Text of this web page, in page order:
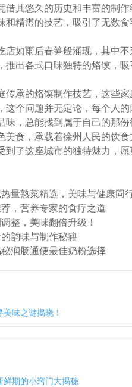
借其悠久的历史和丰富的制
和精湛的技艺，吸引了无数食
店如雨后春笋般涌现，其中
推出各式口味独特的烙馍，吸
传承的烙馍制作技艺，这些
这个问题并无定论，每个人
味，总能找到属于自己的那份
美食，承载着徐州人民的饮
到了这座城市的独特魅力，
量熟菜精选，美味与健康同
，营养专家的食疗之道
整，美味翻倍升级！
韵味与制作秘籍
润肠通便最佳奶粉选择
味之谜揭晓！
鲜期的小窍门大揭秘